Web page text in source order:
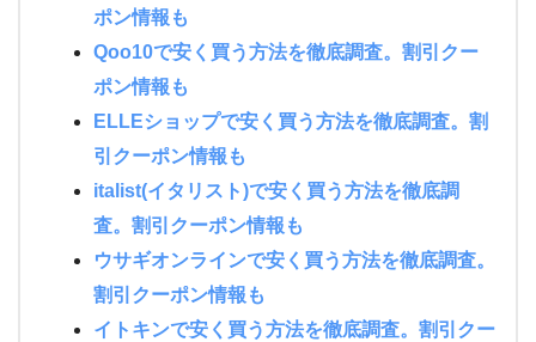
ポン情報も
Qoo10で安く買う方法を徹底調査。割引クー
ポン情報も
ELLEショップで安く買う方法を徹底調査。割
引クーポン情報も
italist(イタリスト)で安く買う方法を徹底調
査。割引クーポン情報も
ウサギオンラインで安く買う方法を徹底調査。
割引クーポン情報も
イトキンで安く買う方法を徹底調査。割引クー